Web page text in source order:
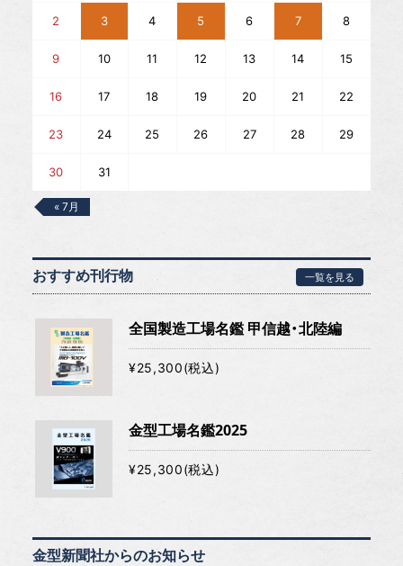
2 3 4 5 6 7 8
9 10 11 12 13 14 15
16 17 18 19 20 21 22
23 24 25 26 27 28 29
30 31
« 7月
おすすめ刊行物 一覧を見る
全国製造工場名鑑 甲信越・北陸編
¥25,300(税込)
金型工場名鑑2025
¥25,300(税込)
金型新聞社からのお知らせ